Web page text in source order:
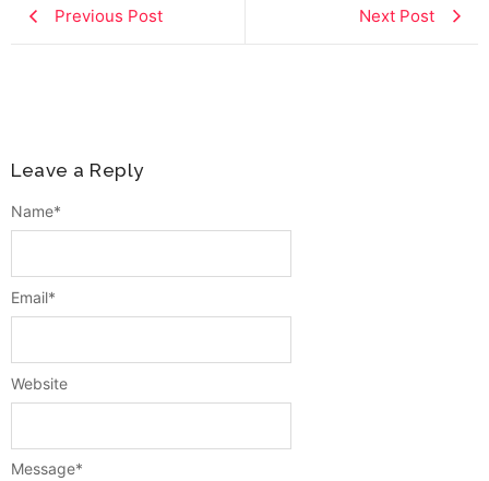
Previous Post Next Post
Leave a Reply
Message*
Name*
Email*
Website